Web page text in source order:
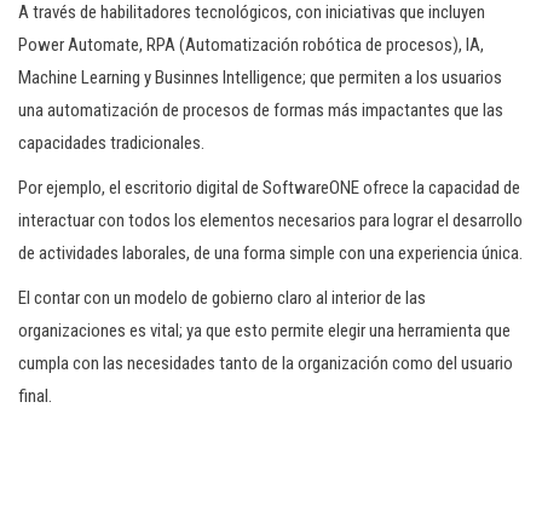
A través de habilitadores tecnológicos, con iniciativas que incluyen
Power Automate, RPA (Automatización robótica de procesos), IA,
Machine Learning y Businnes Intelligence; que permiten a los usuarios
una automatización de procesos de formas más impactantes que las
capacidades tradicionales.
Por ejemplo, el escritorio digital de SoftwareONE ofrece la capacidad de
interactuar con todos los elementos necesarios para lograr el desarrollo
de actividades laborales, de una forma simple con una experiencia única.
El contar con un modelo de gobierno claro al interior de las
organizaciones es vital; ya que esto permite elegir una herramienta que
cumpla con las necesidades tanto de la organización como del usuario
final.